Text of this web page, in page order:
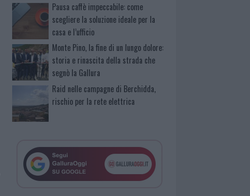
Pausa caffè impeccabile: come
scegliere la soluzione ideale per la
casa e l’ufficio
Monte Pino, la fine di un lungo dolore:
storia e rinascita della strada che
segnò la Gallura
Raid nelle campagne di Berchidda,
rischio per la rete elettrica